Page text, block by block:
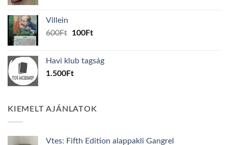
Villein
600Ft
Original
600Ft.
100FtCurrent
100Ft.
Havi klub tagság
1.500Ft
KIEMELT AJÁNLATOK
Vtes: Fifth Edition alappakli Gangrel